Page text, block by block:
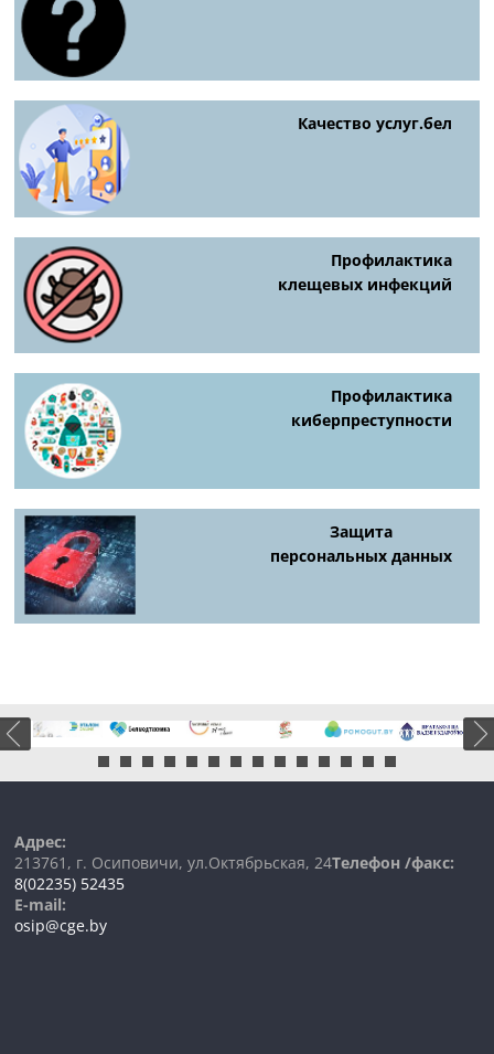
Качество услуг.бел
Профилактика
клещевых инфекций
Профилактика
киберпреступности
Защита
персональных данных
Адрес:
213761, г. Осиповичи, ул.Октябрьская, 24Телефон /факс:
8(02235) 52435
E-mail:
osip@cge.by